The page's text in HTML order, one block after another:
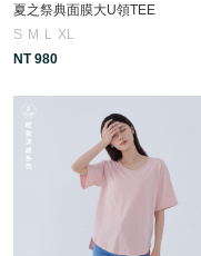
夏之祭典面膜大U領TEE
S M L
XL
NT 980